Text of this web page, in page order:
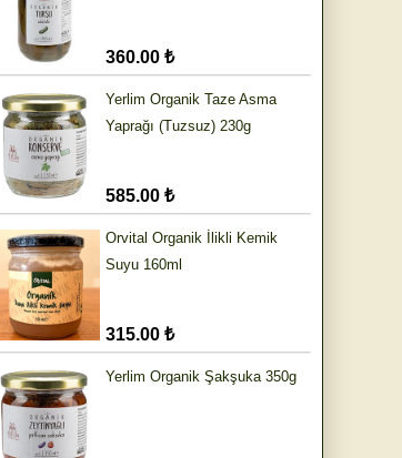
360.00 ₺
Yerlim Organik Taze Asma
Yaprağı (Tuzsuz) 230g
585.00 ₺
Orvital Organik İlikli Kemik
Suyu 160ml
315.00 ₺
Yerlim Organik Şakşuka 350g